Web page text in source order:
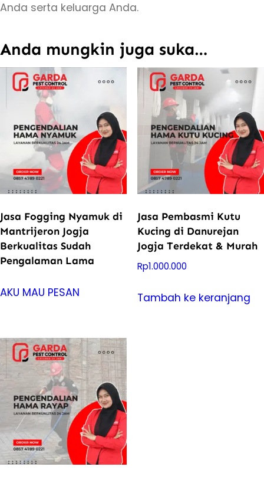
Anda serta keluarga Anda.
Anda mungkin juga suka…
Jasa Fogging Nyamuk di
Mantrijeron Jogja
Berkualitas Sudah
Pengalaman Lama
AKU MAU PESAN
Jasa Pembasmi Kutu
Kucing di Danurejan
Jogja Terdekat & Murah
Rp1.000.000
Tambah ke keranjang